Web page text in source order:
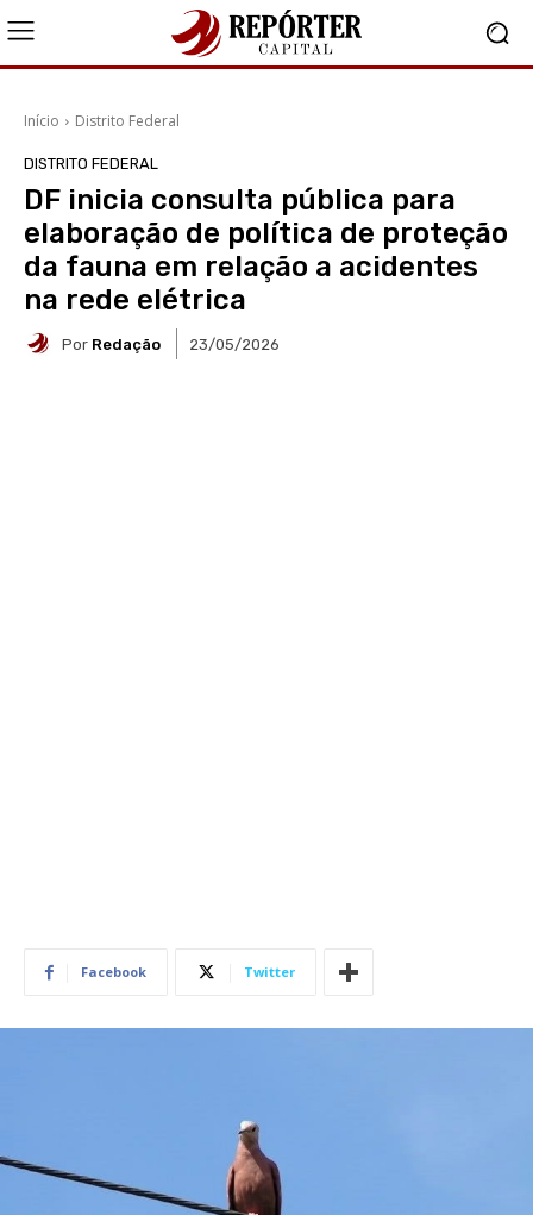
Início Distrito Federal
DISTRITO FEDERAL
DF inicia consulta pública para
elaboração de política de proteção
da fauna em relação a acidentes
na rede elétrica
Por Redação 23/05/2026
Facebook Twitter